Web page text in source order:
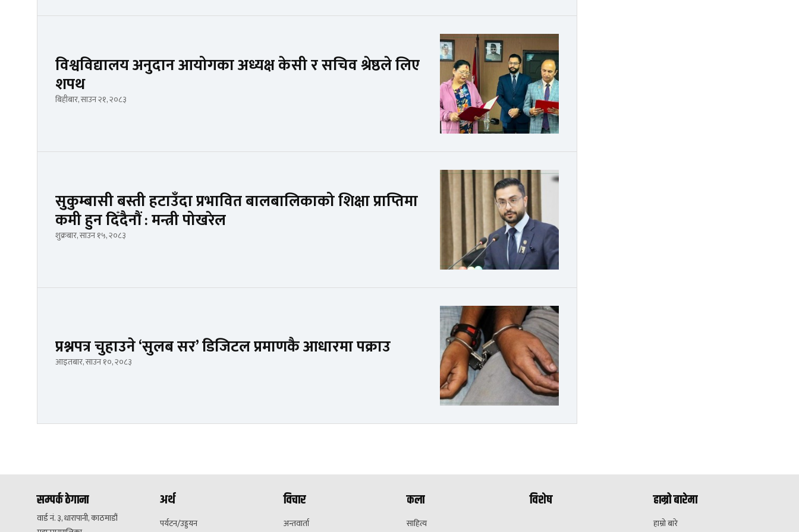
विश्वविद्यालय अनुदान आयोगका अध्यक्ष केसी र सचिव श्रेष्ठले लिए
शपथ
बिहीबार, साउन २१, २०८३
सुकुम्बासी बस्ती हटाउँदा प्रभावित बालबालिकाको शिक्षा प्राप्तिमा
कमी हुन दिँदैनौं : मन्त्री पोखरेल
शुक्रबार, साउन १५, २०८३
प्रश्नपत्र चुहाउने ‘सुलब सर’ डिजिटल प्रमाणकै आधारमा पक्राउ
आइतबार, साउन १०, २०८३
सम्पर्क ठेगाना
वार्ड नं. ३, धारापानी, काठमाडौं
अर्थ
पर्यटन/उड्डयन
विचार
अन्तवार्ता
कला
साहित्य
विशेष हाम्रो बारेमा
हाम्रो बारे